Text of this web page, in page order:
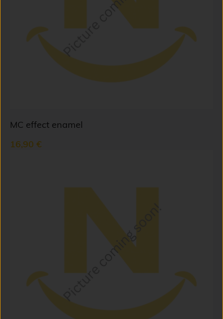
MC effect enamel
16,90 €